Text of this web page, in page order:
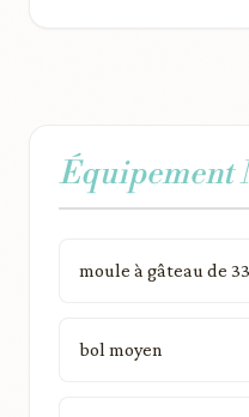
Équipement
moule à gâteau de
bol moyen